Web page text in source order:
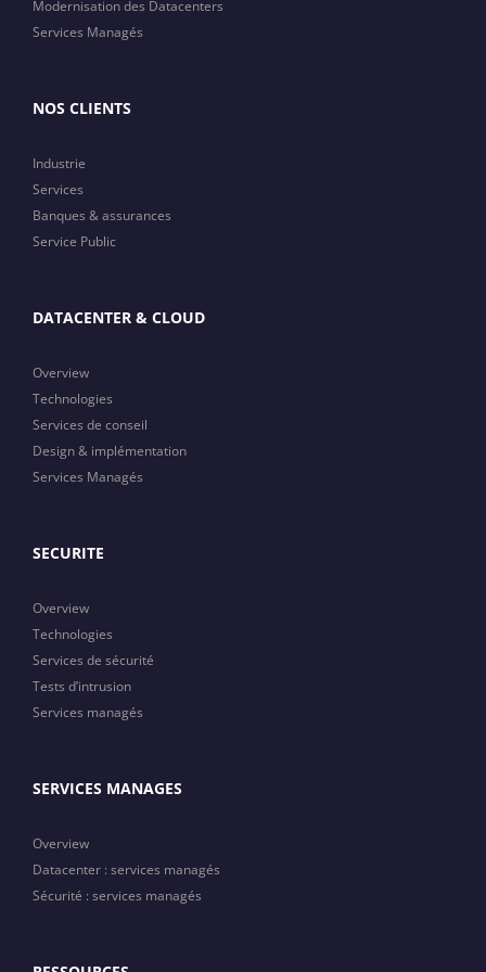
Modernisation des Datacenters
Services Managés
NOS CLIENTS
Industrie
Services
Banques & assurances
Service Public
DATACENTER & CLOUD
Overview
Technologies
Services de conseil
Design & implémentation
Services Managés
SECURITE
Overview
Technologies
Services de sécurité
Tests d’intrusion
Services managés
SERVICES MANAGES
Overview
Datacenter : services managés
Sécurité : services managés